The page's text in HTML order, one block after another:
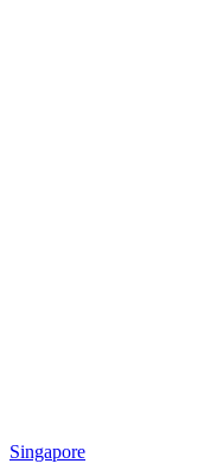
Singapore